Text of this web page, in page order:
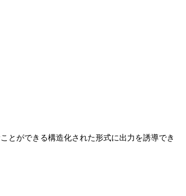
とができる構造化された形式に出力を誘導でき